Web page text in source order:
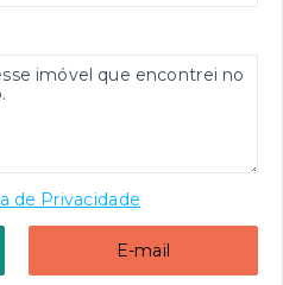
de Privacidade
E-mail